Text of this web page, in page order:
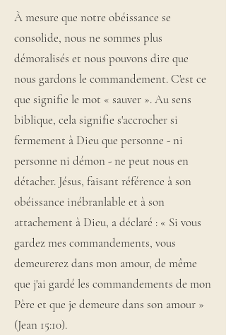
À mesure que notre obéissance se
consolide, nous ne sommes plus
démoralisés et nous pouvons dire que
nous gardons le commandement. C'est ce
que signifie le mot « sauver ». Au sens
biblique, cela signifie s'accrocher si
fermement à Dieu que personne - ni
personne ni démon - ne peut nous en
détacher. Jésus, faisant référence à son
obéissance inébranlable et à son
attachement à Dieu, a déclaré : « Si vous
gardez mes commandements, vous
demeurerez dans mon amour, de même
que j'ai gardé les commandements de mon
Père et que je demeure dans son amour »
(Jean 15:10).